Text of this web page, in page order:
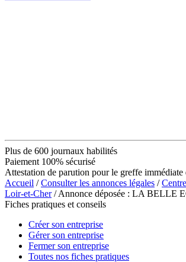
Plus de 600 journaux habilités
Paiement 100% sécurisé
Attestation de parution pour le greffe immédiate
Accueil /Consulter les annonces légales /
Loir-et-Cher/ Annonce déposée : LA BELLE
Fiches pratiques et conseils
Créer son entreprise
Gérer son entreprise
Fermer son entreprise
Toutes nos fiches pratiques